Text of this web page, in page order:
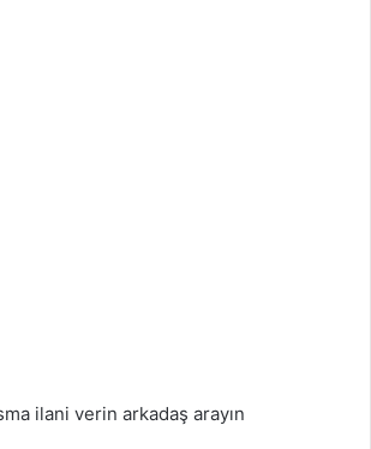
ilani verin arkadaş arayın